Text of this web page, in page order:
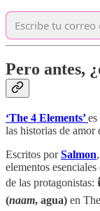
Pero antes,
‘The 4 Elements’es
las historias de amor
Escritos porSalmon
elementos
de las protagonistas:
(naam, agua) en